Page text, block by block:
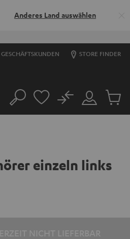
Anderes Land auswählen
GESCHÄFTSKUNDEN STORE FINDER
Suche
Mein
Konto
No
Artikel
einzeln links